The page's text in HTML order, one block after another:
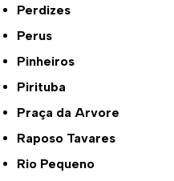
Perdizes
Perus
Pinheiros
Pirituba
Praça da Arvore
Raposo Tavares
Rio Pequeno